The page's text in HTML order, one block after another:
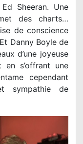
Sheeran. Une
des charts…
de conscience
Danny Boyle de
d’une joyeuse
s’offrant une
cependant
sympathie de